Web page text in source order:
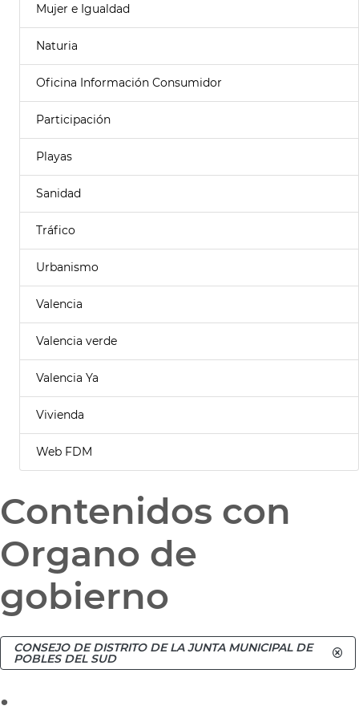
Mujer e Igualdad
Naturia
Oficina Información Consumidor
Participación
Playas
Sanidad
Tráfico
Urbanismo
Valencia
Valencia verde
Valencia Ya
Vivienda
Web FDM
Contenidos con
Organo de
gobierno
CONSEJO DE DISTRITO DE LA JUNTA MUNICIPAL DE
POBLES DEL SUD
.